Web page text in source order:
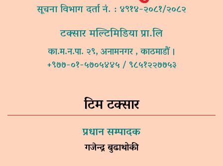
सूचना विभाग दर्ता नं. : ४९१४-२०८१/२०८२
टक्सार मल्टिमिडिया प्रा.लि
का.म.न.पा. २९, अनामनगर , काठमाडौं ।
+९७७-०१-५७०५४४५ / ९८५१२२७७५३
टिम टक्सार
प्रधान सम्पादक
गजेन्द्र बुढाथोकी